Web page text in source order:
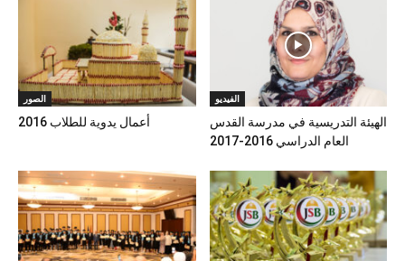
الصور
أعمال يدوية للطلاب 2016
الفيديو
الهيئة التدريسية في مدرسة القدس
العام الدراسي 2016-2017